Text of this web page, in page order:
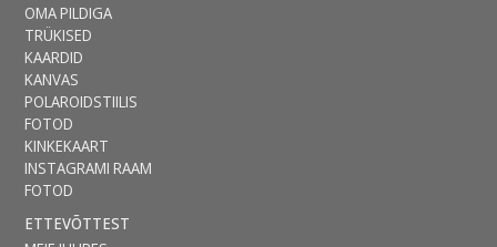
OMA PILDIGA
TRÜKISED
KAARDID
KANVAS
POLAROIDSTIILIS
FOTOD
KINKEKAART
INSTAGRAMI RAAM
FOTOD
ETTEVÕTTEST